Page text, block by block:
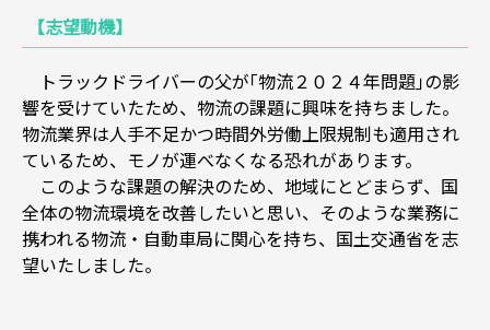
【志望動機】
トラックドライバーの父が｢物流２０２４年問題｣の影
響を受けていたため、物流の課題に興味を持ちました。
物流業界は人手不足かつ時間外労働上限規制も適用され
ているため、モノが運べなくなる恐れがあります。
このような課題の解決のため、地域にとどまらず、国
全体の物流環境を改善したいと思い、そのような業務に
携われる物流・自動車局に関心を持ち、国土交通省を志
望いたしました。